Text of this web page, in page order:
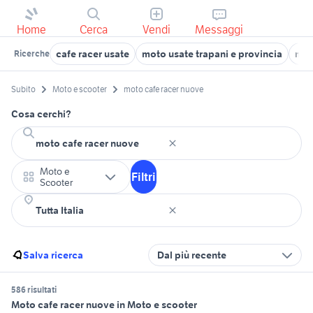
Home Cerca Vendi Messaggi
Ricerche cafe racer usate moto usate trapani e provincia
Subito Moto e scooter moto cafe racer nuove
Cosa cerchi?
Moto e
Scooter
Filtri
Salva ricerca Dal più recente
586 risultati
Moto cafe racer nuove in Moto e scooter